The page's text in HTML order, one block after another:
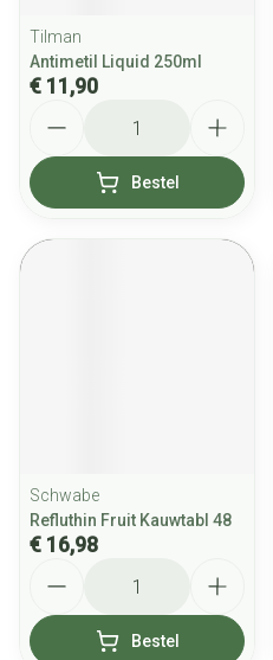
Tilman
Antimetil Liquid 250ml
€ 11,90
Bestel
Schwabe
Refluthin Fruit Kauwtabl 48
€ 16,98
Bestel